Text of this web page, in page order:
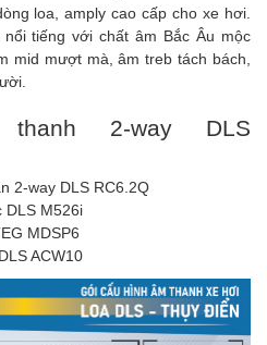
loa, amply cao cấp cho xe hơi.
tiếng với chất âm Bắc Âu mộc
mid mượt mà, âm treb tách bách,
2-way DLS
2-way DLS RC6.2Q
DLS M526i
MDSP6
ACW10